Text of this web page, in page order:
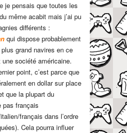
je pensais que toutes les
même acabit mais j’ai pu
différents :
qui dispose probablement
grand navires en ce
société américaine.
point, c’est parce que
en dollar sur place
que la plupart du
pas français
français dans l’ordre
Cela pourra influer